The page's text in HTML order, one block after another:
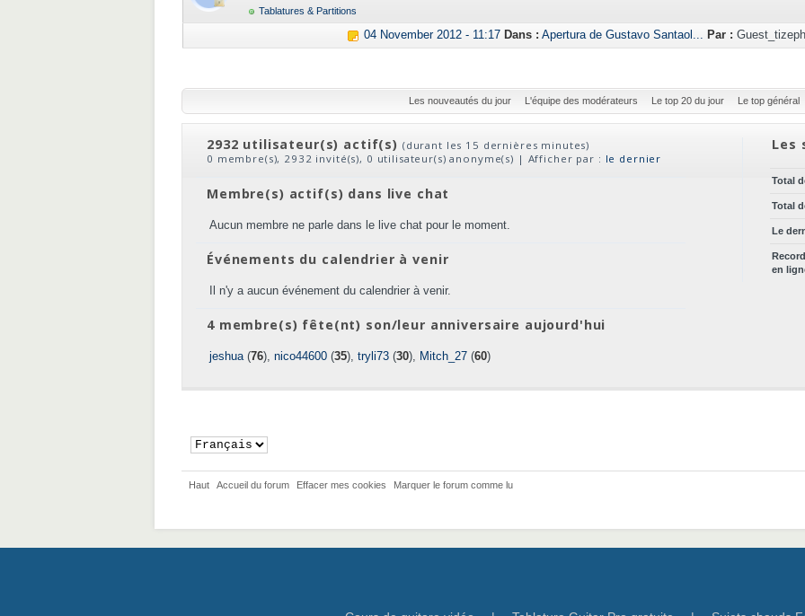
Tablatures & Partitions
04 November 2012 - 11:17 Dans : Apertura de Gustavo Santaol... Par :
Les nouveautés du jour L'équipe des modérateurs Le top 20 du jour Le top général
Les
Total
Total
Le
en
2932 utilisateur(s) actif(s) (durant les 15 dernières minutes)
0 membre(s), 2932 invité(s), 0 utilisateur(s) anonyme(s) | Afficher par : le dernier
Membre(s) actif(s) dans live chat
Aucun membre ne parle dans le live chat pour le moment.
Événements du calendrier à venir
Il n'y a aucun événement du calendrier à venir.
4 membre(s) fête(nt) son/leur anniversaire aujourd'hui
jeshua(76), nico44600 (35), tryli73 (30), Mitch_27 (60)
Haut Accueil du forum Effacer mes cookies Marquer le forum comme lu